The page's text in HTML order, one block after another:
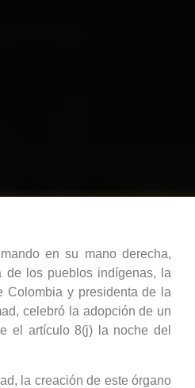
en su mano derecha,
de los pueblos indígenas, la
Colombia y presidenta de la
celebró la adopción de un
el artículo 8(j) la noche del
la creación de este órgano